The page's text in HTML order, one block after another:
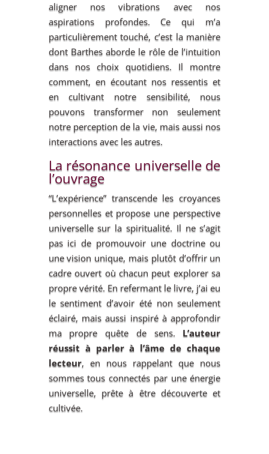
aligner nos vibrations avec nos
aspirations profondes. Ce qui m’a
particulièrement touché, c’est la manière
dont Barthes aborde le rôle de l’intuition
dans nos choix quotidiens. Il montre
comment, en écoutant nos ressentis et
en cultivant notre sensibilité, nous
pouvons transformer non seulement
notre perception de la vie, mais aussi nos
interactions avec les autres.
La résonance universelle de
l’ouvrage
“L’expérience” transcende les croyances
personnelles et propose une perspective
universelle sur la spiritualité. Il ne s’agit
pas ici de promouvoir une doctrine ou
une vision unique, mais plutôt d’offrir un
cadre ouvert où chacun peut explorer sa
propre vérité. En refermant le livre, j’ai eu
le sentiment d’avoir été non seulement
éclairé, mais aussi inspiré à approfondir
ma propre quête de sens. L’auteur
réussit à parler à l’âme de chaque
lecteur, en nous rappelant que nous
sommes tous connectés par une énergie
universelle, prête à être découverte et
cultivée.